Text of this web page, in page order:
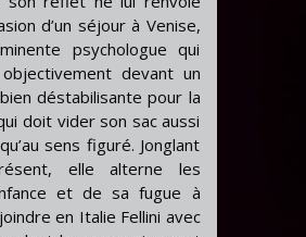
d’un séjour à Venise,
psychologue qui
devant un
déstabilisante pour la
doit vider son sac aussi
sens figuré. Jonglant
elle alterne les
et de sa fugue à
en Italie Fellini avec